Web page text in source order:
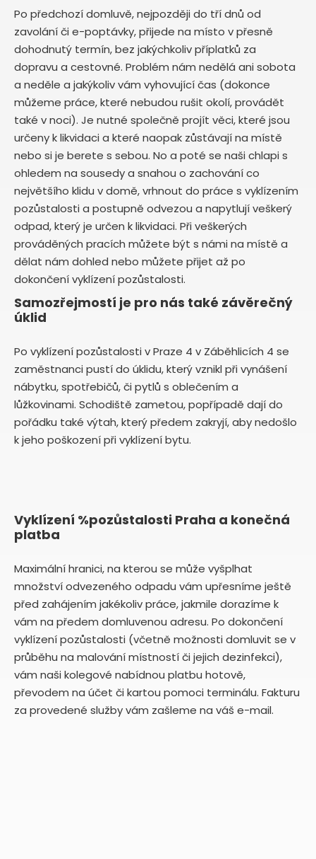
Po předchozí domluvě, nejpozději do tří dnů od
zavolání či e-poptávky, přijede na místo v přesně
dohodnutý termín, bez jakýchkoliv příplatků za
dopravu a cestovné. Problém nám nedělá ani sobota
a neděle a jakýkoliv vám vyhovující čas (dokonce
můžeme práce, které nebudou rušit okolí, provádět
také v noci). Je nutné společně projít věci, které jsou
určeny k likvidaci a které naopak zůstávají na místě
nebo si je berete s sebou. No a poté se naši chlapi s
ohledem na sousedy a snahou o zachování co
největšího klidu v domě, vrhnout do práce s vyklízením
pozůstalosti a postupně odvezou a napytlují veškerý
odpad, který je určen k likvidaci. Při veškerých
prováděných pracích můžete být s námi na místě a
dělat nám dohled nebo můžete přijet až po
dokončení vyklízení pozůstalosti.
Samozřejmostí je pro nás také závěrečný
úklid
Po vyklízení pozůstalosti v Praze 4 v Záběhlicích 4 se
zaměstnanci pustí do úklidu, který vznikl při vynášení
nábytku, spotřebičů, či pytlů s oblečením a
lůžkovinami. Schodiště zametou, popřípadě dají do
pořádku také výtah, který předem zakryjí, aby nedošlo
k jeho poškození při vyklízení bytu.
Vyklízení %pozůstalosti Praha a konečná
platba
Maximální hranici, na kterou se může vyšplhat
množství odvezeného odpadu vám upřesníme ještě
před zahájením jakékoliv práce, jakmile dorazíme k
vám na předem domluvenou adresu. Po dokončení
vyklízení pozůstalosti (včetně možnosti domluvit se v
průběhu na malování místností či jejich dezinfekci),
vám naši kolegové nabídnou platbu hotově,
převodem na účet či kartou pomoci terminálu. Fakturu
za provedené služby vám zašleme na váš e-mail.